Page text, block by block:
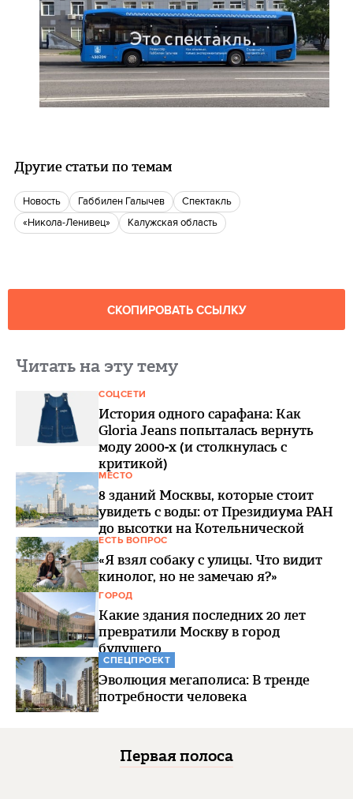
Другие статьи по темам
Новость Габбилен Галычев
Спектакль
«Никола-Ленивец»
Калужская область
СКОПИРОВАТЬ ССЫЛКУ
Читать на эту тему
СОЦСЕТИ
История одного сарафана: Как
Gloria Jeans попыталась вернуть
моду 2000-х (и столкнулась с
критикой)
МЕСТО
8 зданий Москвы, которые стоит
увидеть с воды: от Президиума РАН
до высотки на Котельнической
ЕСТЬ ВОПРОС
«Я взял собаку с улицы. Что видит
кинолог, но не замечаю я?»
ГОРОД
Какие здания последних 20 лет
превратили Москву в город
будущего
СПЕЦПРОЕКТ
Эволюция мегаполиса: В тренде
потребности человека
Первая полоса